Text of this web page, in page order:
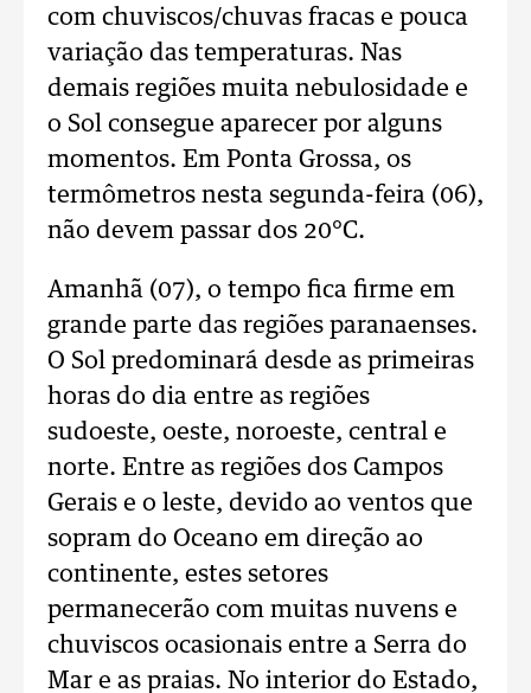
com chuviscos/chuvas fracas e pouca
variação das temperaturas. Nas
demais regiões muita nebulosidade e
o Sol consegue aparecer por alguns
momentos. Em Ponta Grossa, os
termômetros nesta segunda-feira (06),
não devem passar dos 20°C.
Amanhã (07), o tempo fica firme em
grande parte das regiões paranaenses.
O Sol predominará desde as primeiras
horas do dia entre as regiões
sudoeste, oeste, noroeste, central e
norte. Entre as regiões dos Campos
Gerais e o leste, devido ao ventos que
sopram do Oceano em direção ao
continente, estes setores
permanecerão com muitas nuvens e
chuviscos ocasionais entre a Serra do
Mar e as praias. No interior do Estado,